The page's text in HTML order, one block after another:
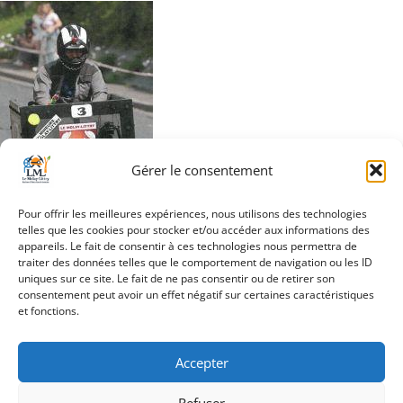
Gérer le consentement
Pour offrir les meilleures expériences, nous utilisons des technologies
telles que les cookies pour stocker et/ou accéder aux informations des
appareils. Le fait de consentir à ces technologies nous permettra de
traiter des données telles que le comportement de navigation ou les ID
uniques sur ce site. Le fait de ne pas consentir ou de retirer son
consentement peut avoir un effet négatif sur certaines caractéristiques
et fonctions.
Accepter
Navigation
de
l’article
vignette CAISSES A
SAVON 2026